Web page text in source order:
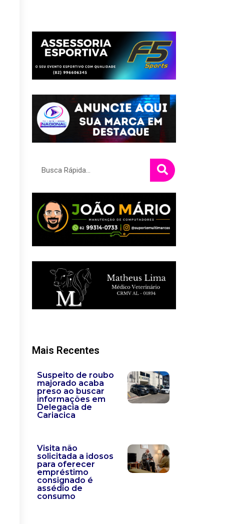
Mais Recentes
Suspeito de roubo
majorado acaba
preso ao buscar
informações em
Delegacia de
Cariacica
Visita não
solicitada a idosos
para oferecer
empréstimo
consignado é
assédio de
consumo